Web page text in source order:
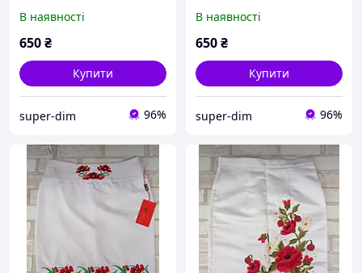
В наявності
650₴
Купити
super-dim 96%
В наявності
650₴
Купити
super-dim 96%